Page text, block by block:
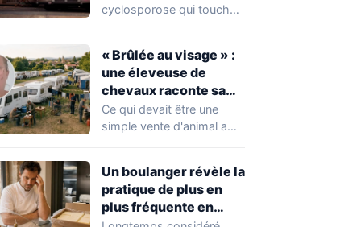
cyclosporose qui touche
aggravation. Les autorités
sanitaires…
« Brûlée au visage » :
une éleveuse de
chevaux raconte sa
violente agression par
des gens du voyage
Ce qui devait être une
simple vente d'animal a
Un boulanger révèle la
pratique de plus en
plus fréquente en